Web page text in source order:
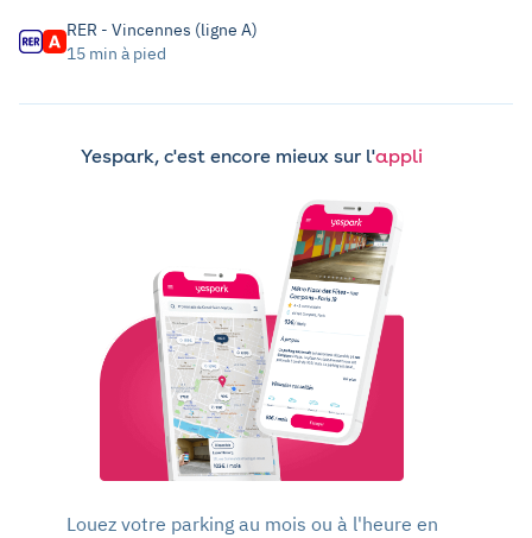
RER - Vincennes (ligne A)
15 min à pied
Yespark, c'est encore mieux sur l'appli
Louez votre parking au mois ou à l'heure en